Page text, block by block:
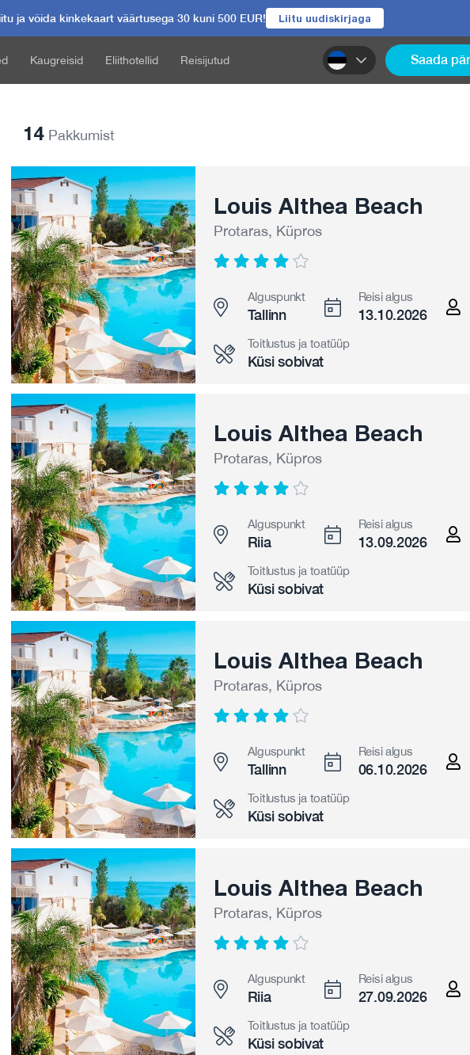
ja võida kinkekaart väärtusega 30 kuni 500 EUR! Liitu uudiskirjaga
Kaugreisid Eliithotellid Reisijutud Saada
14 Pakkumist
Louis Althea Beach
Protaras, Küpros
Alguspunkt
Tallinn
Reisi algus
13.10.2026
Toitlustus ja toatüüp
Küsi sobivat
Louis Althea Beach
Protaras, Küpros
Alguspunkt
Riia
Reisi algus
13.09.2026
Toitlustus ja toatüüp
Küsi sobivat
Louis Althea Beach
Protaras, Küpros
Alguspunkt
Tallinn
Reisi algus
06.10.2026
Toitlustus ja toatüüp
Küsi sobivat
Louis Althea Beach
Protaras, Küpros
Alguspunkt
Riia
Reisi algus
27.09.2026
Toitlustus ja toatüüp
Küsi sobivat